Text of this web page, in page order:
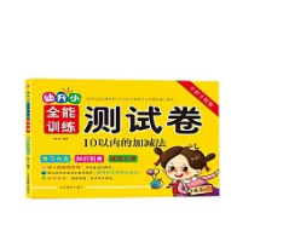
東立(2)